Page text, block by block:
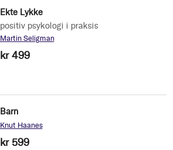
Ekte Lykke
positiv psykologi i praksis
Martin Seligman
kr 499
Barn
Knut Haanes
kr 599